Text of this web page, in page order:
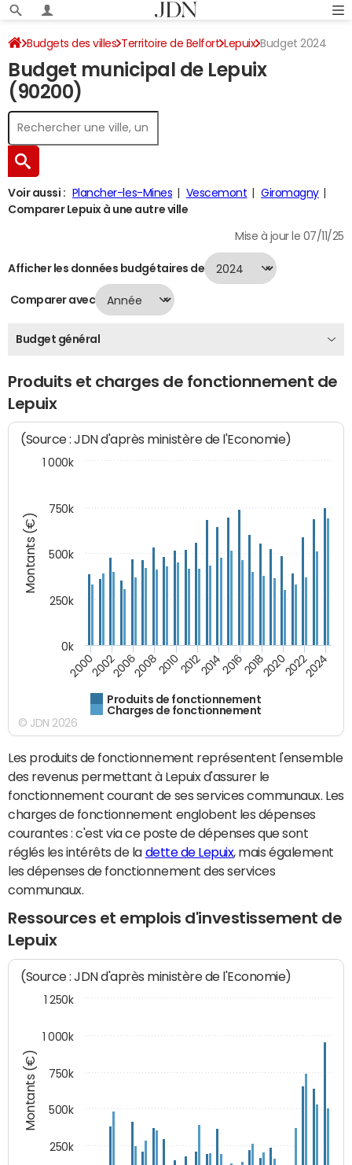
Budgets des villes Territoire de Belfort Lepuix Budget 2024
Budget municipal de Lepuix
(90200)
Voir aussi : Plancher-les-Mines Vescemont
Giromagny
Comparer Lepuix à une autre ville
Mise à jour le 07/11/25
Afficher les données budgétaires de
Comparer avec
Budget général
Produits et charges de fonctionnement de
Lepuix
Montants (€)
(Source : JDN d'après ministère de l'Economie)
Produits de fonctionnement
Charges de fonctionnement
200020022006200820102012201420162018202020222024
0k
250k
500k
750k
1 000k
© JDN 2026
Les produits de fonctionnement représentent l'ensemble
des revenus permettant à Lepuix d'assurer le
fonctionnement courant de ses services communaux. Les
charges de fonctionnement englobent les dépenses
courantes : c'est via ce poste de dépenses que sont
réglés les intérêts de la dette de Lepuix, mais également
les dépenses de fonctionnement des services
communaux.
Ressources et emplois d'investissement de
Lepuix
Montants (€)
(Source : JDN d'après ministère de l'Economie)
250k
500k
750k
1 000k
1 250k